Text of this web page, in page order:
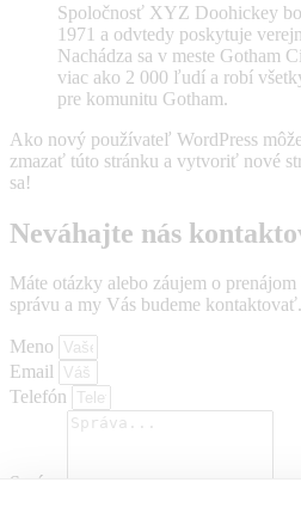
Spoločnosť XYZ Doohickey
1971 a odvtedy poskytuje
Nachádza sa v meste Gotham
viac ako 2 000 ľudí a robí
pre komunitu Gotham.
Ako nový používateľ WordPress
zmazať túto stránku a vytvoriť nové
sa!
Neváhajte nás
Máte otázky alebo záujem o
správu a my Vás budeme kontaktovať.
Meno
Email
Telefón
Správa